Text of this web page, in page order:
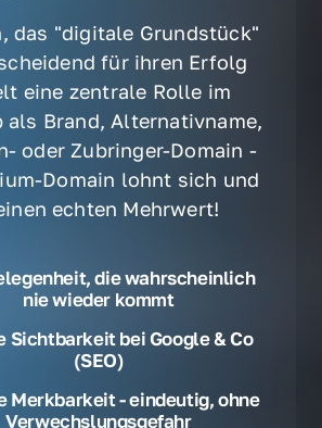
das "digitale Grundstück"
für ihren Erfolg
eine zentrale Rolle im
als Brand, Alternativname,
oder Zubringer-Domain -
Domain lohnt sich und
echten Mehrwert!
die wahrscheinlich
nie wieder kommt
Sichtbarkeit bei Google & Co
(SEO)
Merkbarkeit - eindeutig, ohne
Verwechslungsgefahr